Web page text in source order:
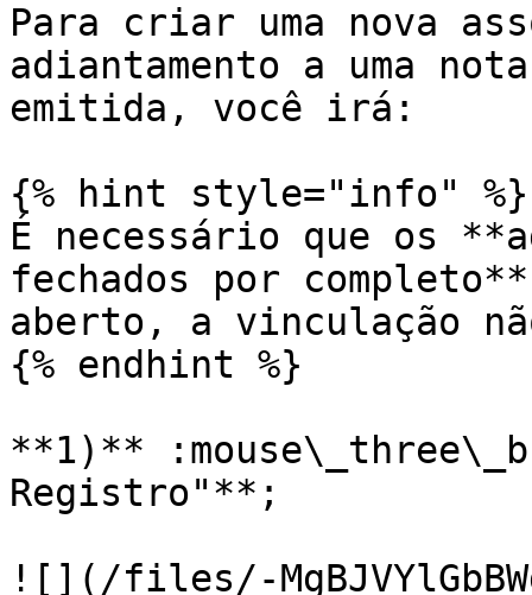
Para criar uma nova
adiantamento a uma
emitida, você irá:
{% hint style="info" %}
É necessário que os
fechados por
aberto, a vinculação
{% endhint %}
**1)**
Registro"**;
![](/files/-